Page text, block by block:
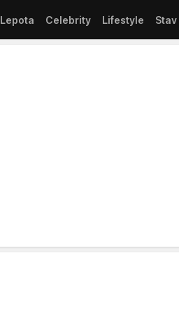
Lepota Celebrity Lifestyle Stav